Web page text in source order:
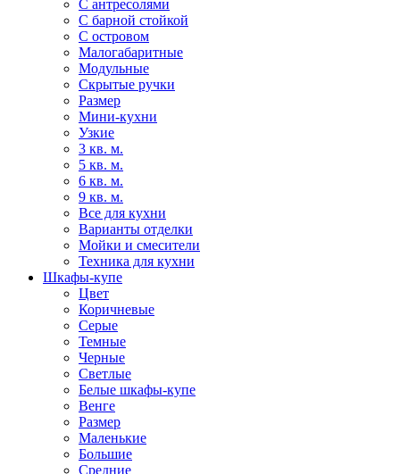
С антресолями
С барной стойкой
С островом
Малогабаритные
Модульные
Скрытые ручки
Размер
Мини-кухни
Узкие
3 кв. м.
5 кв. м.
6 кв. м.
9 кв. м.
Все для кухни
Варианты отделки
Мойки и смесители
Техника для кухни
Шкафы-купе
Цвет
Коричневые
Серые
Темные
Черные
Светлые
Белые шкафы-купе
Венге
Размер
Маленькие
Большие
Средние